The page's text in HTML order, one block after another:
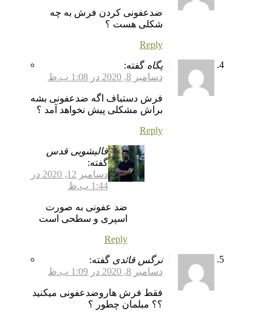
ضدعفونی کردن فرش به چه
شکلی هست ؟
Reply
پگاه گفته:
دسامبر 8, 2020 در 1:08 ب.ظ
فرش دستباف اگه ضدعفونی بشه
براش مشکلی پیش نخواهد آمد ؟
Reply
قالیشویی قدس
گفته:
دسامبر 12, 2020 در
1:44 ب.ظ
ضد عفونی به صورت
اسپری و سطحی است
Reply
نرگس قائدی گفته:
دسامبر 8, 2020 در 1:09 ب.ظ
فقط فرش هاروضدعفونی میکنید
؟؟ مبلمان چطور ؟